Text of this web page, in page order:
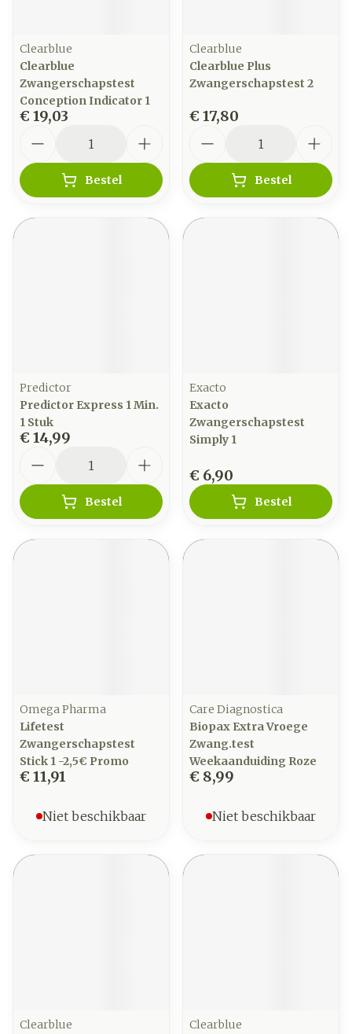
Clearblue
Clearblue
Zwangerschapstest
Conception Indicator 1
€ 19,03
Bestel
Clearblue
Clearblue Plus
Zwangerschapstest 2
€ 17,80
Bestel
Predictor
Predictor Express 1 Min.
1 Stuk
€ 14,99
Bestel
Exacto
Exacto
Zwangerschapstest
Simply 1
€ 6,90
Bestel
Omega Pharma
Lifetest
Zwangerschapstest
Stick 1 -2,5€ Promo
€ 11,91
Niet beschikbaar
Care Diagnostica
Biopax Extra Vroege
Zwang.test
Weekaanduiding Roze
€ 8,99
Niet beschikbaar
Clearblue
Clearblue